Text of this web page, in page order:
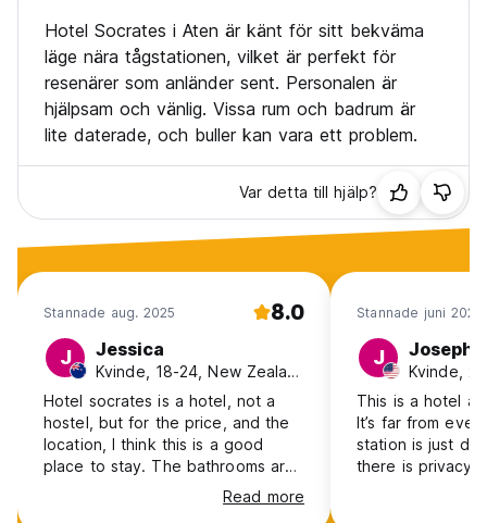
Hotel Socrates i Aten är känt för sitt bekväma
läge nära tågstationen, vilket är perfekt för
resenärer som anländer sent. Personalen är
hjälpsam och vänlig. Vissa rum och badrum är
lite daterade, och buller kan vara ett problem.
Var detta till hjälp?
Stannade aug. 2025 8.0
J Jessica
Kvinde, 18-24, New Zealand
Hotel socrates is a hotel, not a
hostel, but for the price, and the
location, I think this is a good
place to stay. The bathrooms are
older and a bit rundown, as are
the rooms, we did have some
Read more
Stannade juni 2025
J
Kvinde,
This is a hotel
It’s far from
station is just
there is privacy,